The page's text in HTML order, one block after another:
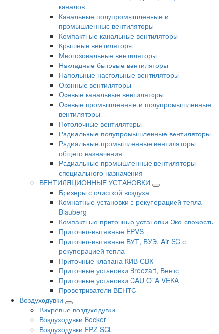
каналов
Канальные полупромышленные и
промышленные вентиляторы
Компактные канальные вентиляторы
Крышные вентиляторы
Многозональные вентиляторы
Накладные бытовые вентиляторы
Напольные настольные вентиляторы
Оконные вентиляторы
Осевые канальные вентиляторы
Осевые промышленные и полупромышленные
вентиляторы
Потолочные вентиляторы
Радиальные полупромышленные вентиляторы
Радиальные промышленные вентиляторы
общего назначения
Радиальные промышленные вентиляторы
специального назначения
ВЕНТИЛЯЦИОННЫЕ УСТАНОВКИ
Бризеры с очисткой воздуха
Комнатные установки с рекуперацией тепла
Blauberg
Компактные приточные установки Эко-свежесть
Приточно-вытяжные EPVS
Приточно-вытяжные ВУТ, ВУЭ, Air SC с
рекуперацией тепла
Приточные клапана КИВ СВК
Приточные установки Breezart, Вентс
Приточные установки CAU OTA VEKA
Проветриватели ВЕНТС
Воздуходувки
Вихревые воздуходувки
Воздуходувки Becker
Воздуходувки FPZ SCL